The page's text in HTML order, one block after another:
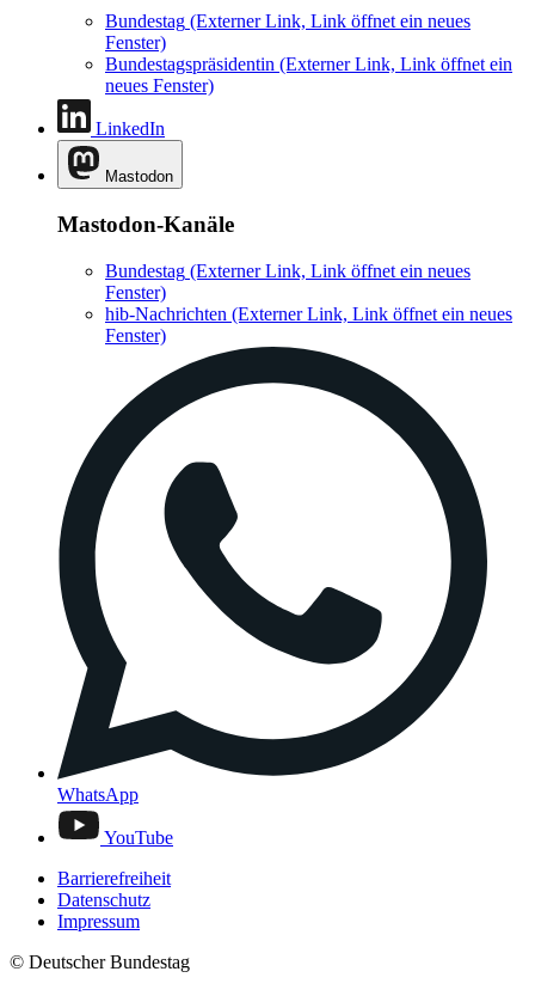
Bundestag (Externer Link, Link öffnet ein neues
Fenster)
Bundestagspräsidentin (Externer Link, Link öffnet ein
neues Fenster)
LinkedIn
Mastodon
Mastodon-Kanäle
Bundestag (Externer Link, Link öffnet ein neues
Fenster)
hib-Nachrichten (Externer Link, Link öffnet ein neues
Fenster)
WhatsApp
YouTube
Barrierefreiheit
Datenschutz
Impressum
© Deutscher Bundestag